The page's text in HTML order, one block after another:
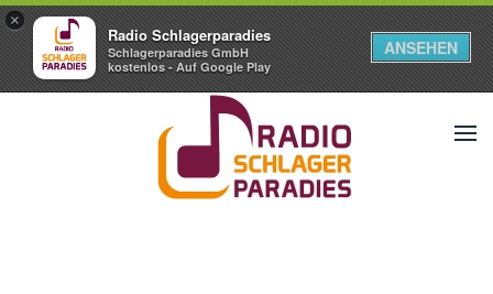
×
Radio Schlagerparadies
Schlagerparadies GmbH
kostenlos - Auf Google Play
ANSEHEN